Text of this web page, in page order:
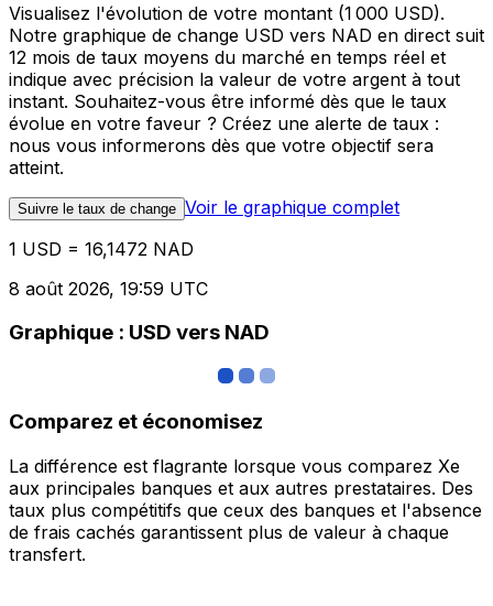
Visualisez l'évolution de votre montant (1 000 USD).
Notre graphique de change USD vers NAD en direct suit
12 mois de taux moyens du marché en temps réel et
indique avec précision la valeur de votre argent à tout
instant. Souhaitez-vous être informé dès que le taux
évolue en votre faveur ? Créez une alerte de taux :
nous vous informerons dès que votre objectif sera
atteint.
Suivre le taux de change Voir le graphique complet
1 USD = 16,1472 NAD
8 août 2026, 19:59 UTC
Graphique : USD vers NAD
Comparez et économisez
La différence est flagrante lorsque vous comparez Xe
aux principales banques et aux autres prestataires. Des
taux plus compétitifs que ceux des banques et l'absence
de frais cachés garantissent plus de valeur à chaque
transfert.